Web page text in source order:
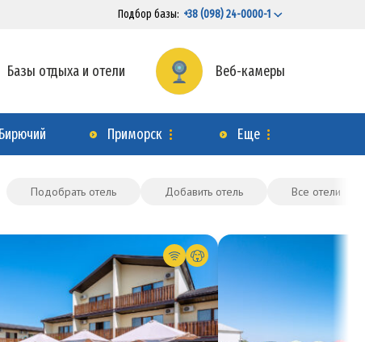
Подбор базы: +38 (098) 24-0000-1
Базы отдыха и отели Веб-камеры
Приморск Еще
Подобрать отель Добавить отель Все отели